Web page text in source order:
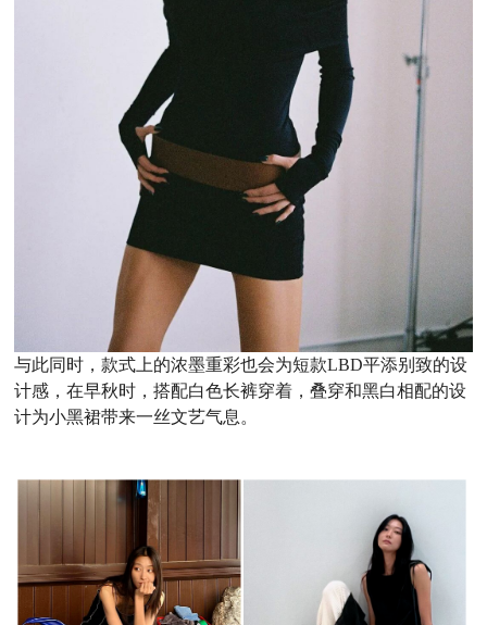
与此同时，款式上的浓墨重彩也会为短款LBD平添别致的设
计感，在早秋时，搭配白色长裤穿着，叠穿和黑白相配的设
计为小黑裙带来一丝文艺气息。